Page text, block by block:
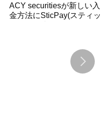
ACY securitiesが新しい入出
金方法にSticPay(スティッ